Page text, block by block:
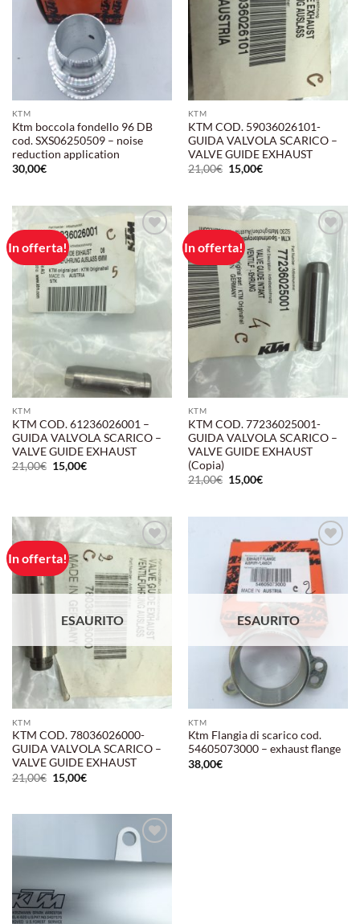
KTM
Ktm boccola fondello 96 DB
cod. SXS06250509 – noise
reduction application
30,00€
KTM
KTM COD. 59036026101-
GUIDA VALVOLA SCARICO –
VALVE GUIDE EXHAUST
21,00€ Il
prezzo
21,00€.
15,00€Il
15,00€.
In offerta!
Aggiungi
dei
desideri
KTM
KTM COD. 61236026001 –
GUIDA VALVOLA SCARICO –
VALVE GUIDE EXHAUST
21,00€ Il
prezzo
15,00€Il
In offerta!
alla lista
dei
desideri
KTM
KTM COD. 77236025001-
GUIDA VALVOLA SCARICO –
VALVE GUIDE EXHAUST
(Copia)
21,00€ Il
prezzo
21,00€.
15,00€Il
15,00€.
In offerta!
Aggiungi
alla lista
dei
desideri
ESAURITO
KTM
KTM COD. 78036026000-
GUIDA VALVOLA SCARICO –
VALVE GUIDE EXHAUST
21,00€ Il
prezzo
15,00€Il
Aggiungi
alla lista
dei
desideri
ESAURITO
KTM
Ktm Flangia di scarico cod.
54605073000 – exhaust flange
38,00€
Aggiungi
alla lista
dei